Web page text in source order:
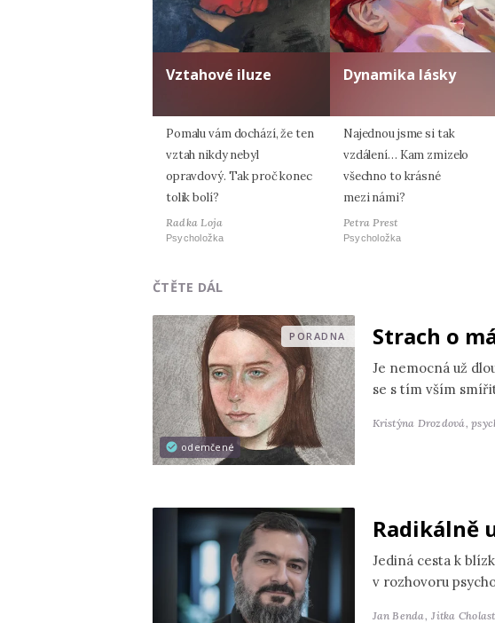
Vztahové iluze
Pomalu vám dochází, že ten
vztah nikdy nebyl
opravdový. Tak proč konec
tolik bolí?
Radka Loja
Psycholožka
Dynamika lásky
Najednou jsme si tak
vzdálení… Kam zmizelo
všechno to krásné
mezi námi?
Petra Prest
Psycholožka
ČTĚTE DÁL
odemčené
PORADNA Strach o
Je nemocná už
se s tím vším
Kristýna Drozdová,
Radikálně
Jediná cesta k
v rozhovoru
Jan Benda, Jitka